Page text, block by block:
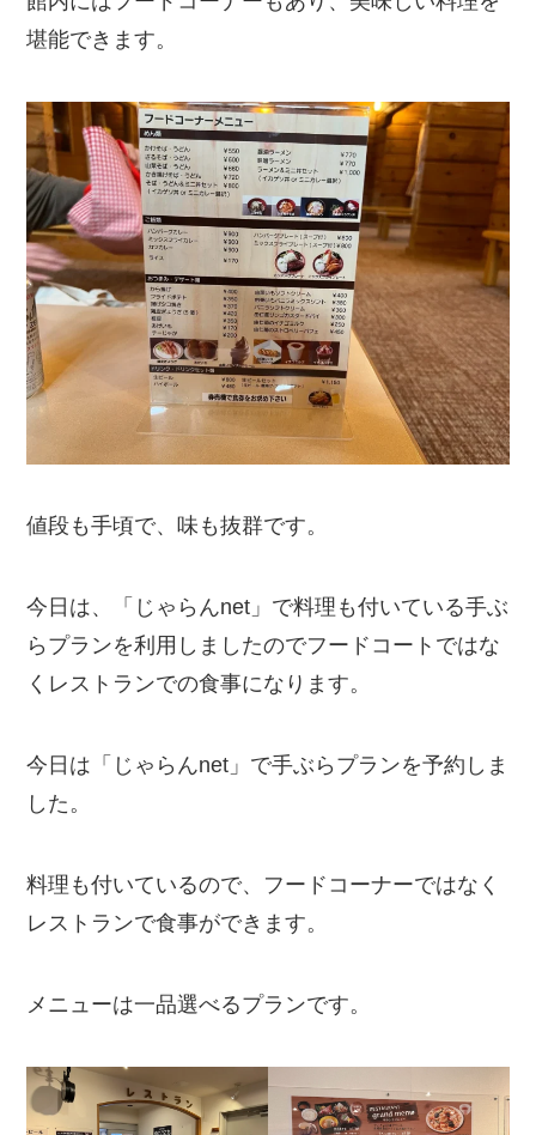
堪能できます。
値段も手頃で、味も抜群です。
今日は、「じゃらんnet」で料理も付いている手ぶ
らプランを利用しましたのでフードコートではな
くレストランでの食事になります。
今日は「じゃらんnet」で手ぶらプランを予約しま
した。
料理も付いているので、フードコーナーではなく
レストランで食事ができます。
メニューは一品選べるプランです。